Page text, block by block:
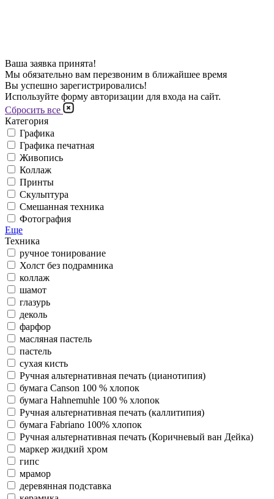
Ваша заявка принята!
Мы обязательно вам перезвоним в ближайшее время
Вы успешно зарегистрировались!
Используйте форму авторизации для входа на сайт.
Сбросить все
Категория
Графика
Графика печатная
Живопись
Коллаж
Принты
Скульптура
Смешанная техника
Фотография
Еще
Техника
ручное тонирование
Холст без подрамника
коллаж
шамот
глазурь
деколь
фарфор
масляная пастель
пастель
сухая кисть
Ручная альтернативная печать (цианотипия)
бумага Canson 100 % хлопок
бумага Hahnemuhle 100 % хлопок
Ручная альтернативная печать (каллитипия)
бумага Fabriano 100% хлопок
Ручная альтернативная печать (Коричневый ван Дейка)
маркер жидкий хром
гипс
мрамор
деревянная подставка